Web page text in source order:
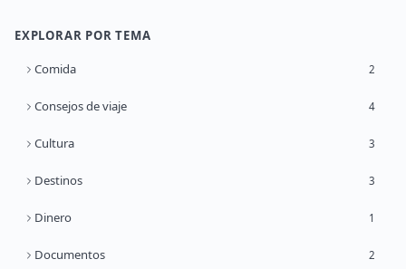
EXPLORAR POR TEMA
Comida 2
Consejos de viaje 4
Cultura 3
Destinos 3
Dinero 1
Documentos 2